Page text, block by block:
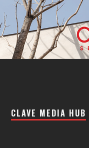
CLAVE MEDIA HUB